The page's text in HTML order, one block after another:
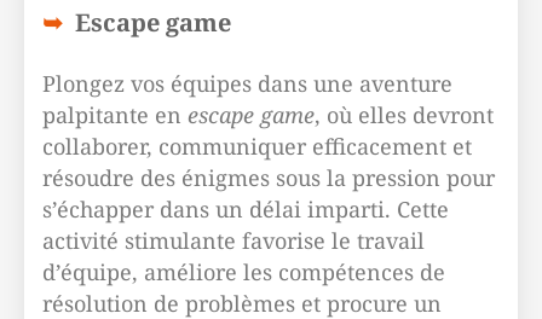
Escape game
Plongez vos équipes dans une aventure
palpitante en escape game, où elles devront
collaborer, communiquer efficacement et
résoudre des énigmes sous la pression pour
s’échapper dans un délai imparti. Cette
activité stimulante favorise le travail
d’équipe, améliore les compétences de
résolution de problèmes et procure un